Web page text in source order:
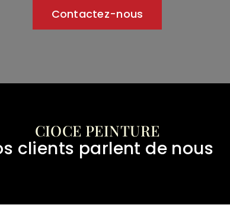
Contactez-nous
CIOCE PEINTURE
clients parlent de nous